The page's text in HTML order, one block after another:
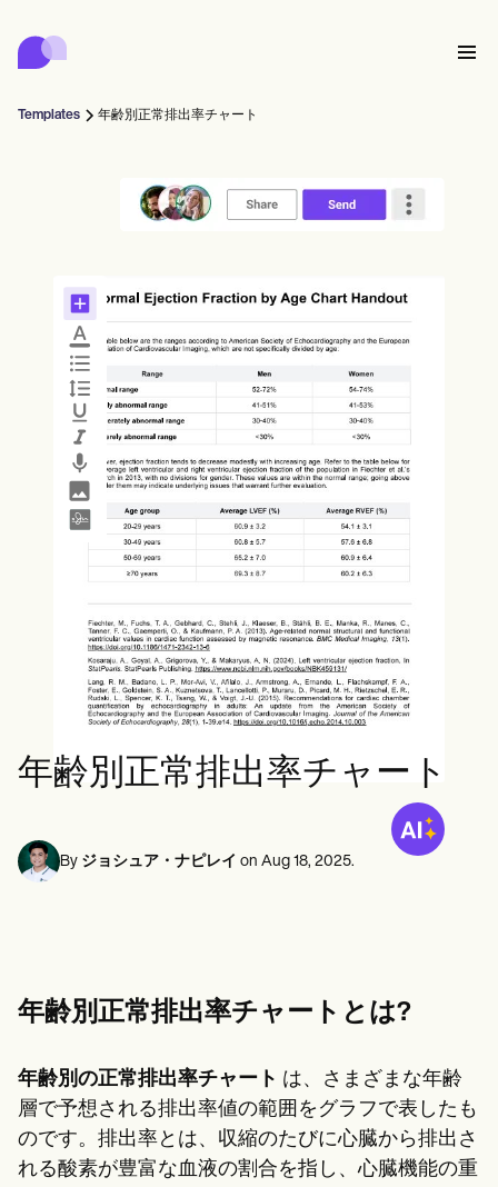
Product
スケジューリング
健康記録
オンラインフォーム
プラクティス・マネジメント
Community
ソロプラクティショナー
新規開業医
カウンセラー
音声言語病理学者
カイロプラクター
メンタルヘルス専門家
ソーシャルワーカー
マッサージセラピスト
リソースガイド
比較
アプリガイド
Procedure Codes
スーパービルテンプレート
SOAP ノートテンプレート
Patient Visit Summary Template
Help Center
Training Hub
Webinars
Switch to Carepatron
Become a Partner
Pricing
Why Carepatron?
Automatic reminders
メッセージ
Client messaging
SMS and email
Telehealth video
In session notes
記録する
AI Scribe
Clinical notes
完了する
治療する
ePrescribe
NEW
Treatment plans
請求する
Invoicing and payments
Insurance claims
クリニック管理
コンプライアンスとセキュリティ
Carepatron AI
ワークフロー全体を表示
Counselors
Mental health
Psychologists
Therapists
Medical
Dentists
Nurse practitioners
Nurses
Physicians
Psychiatrists
Allied
Dietitians
Nutritionists
Occupational therapists
Physical therapists
Social workers
Speech therapists
Wellness
Acupuncturists
Chiropractors
Health coaches
Life coaches
Massage therapists
Personal trainers
Book a demo
ログイン
Templates 年齢別正常排出率チャート
年齢別正常排出率チャート
By ジョシュア・ナピレイ on Aug 18, 2025.
年齢別正常排出率チャートとは?
年齢別の正常排出率チャート は、さまざまな年齢
層で予想される排出率値の範囲をグラフで表したも
のです。排出率とは、収縮のたびに心臓から排出さ
れる酸素が豊富な血液の割合を指し、心臓機能の重